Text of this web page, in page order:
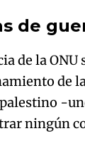
de
de la
de
-
ningún